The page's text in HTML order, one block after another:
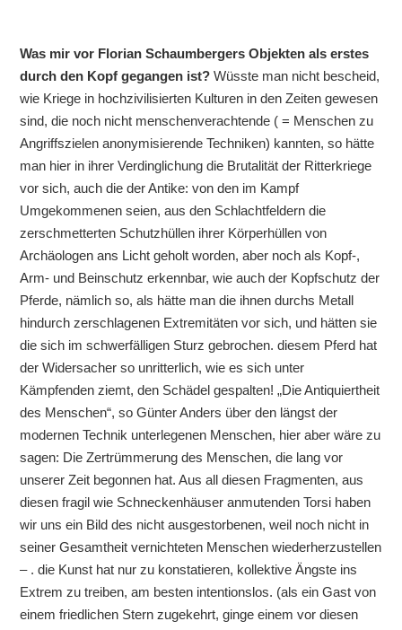
Was mir vor Florian Schaumbergers Objekten als erstes
durch den Kopf gegangen ist? Wüsste man nicht bescheid,
wie Kriege in hochzivilisierten Kulturen in den Zeiten gewesen
sind, die noch nicht menschenverachtende ( = Menschen zu
Angriffszielen anonymisierende Techniken) kannten, so hätte
man hier in ihrer Verdinglichung die Brutalität der Ritterkriege
vor sich, auch die der Antike: von den im Kampf
Umgekommenen seien, aus den Schlachtfeldern die
zerschmetterten Schutzhüllen ihrer Körperhüllen von
Archäologen ans Licht geholt worden, aber noch als Kopf-,
Arm- und Beinschutz erkennbar, wie auch der Kopfschutz der
Pferde, nämlich so, als hätte man die ihnen durchs Metall
hindurch zerschlagenen Extremitäten vor sich, und hätten sie
die sich im schwerfälligen Sturz gebrochen. diesem Pferd hat
der Widersacher so unritterlich, wie es sich unter
Kämpfenden ziemt, den Schädel gespalten! „Die Antiquiertheit
des Menschen“, so Günter Anders über den längst der
modernen Technik unterlegenen Menschen, hier aber wäre zu
sagen: Die Zertrümmerung des Menschen, die lang vor
unserer Zeit begonnen hat. Aus all diesen Fragmenten, aus
diesen fragil wie Schneckenhäuser anmutenden Torsi haben
wir uns ein Bild des nicht ausgestorbenen, weil noch nicht in
seiner Gesamtheit vernichteten Menschen wiederherzustellen
– . die Kunst hat nur zu konstatieren, kollektive Ängste ins
Extrem zu treiben, am besten intentionslos. (als ein Gast von
einem friedlichen Stern zugekehrt, ginge einem vor diesen